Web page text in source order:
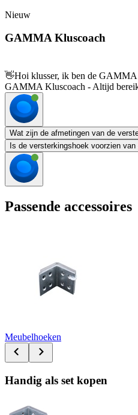
Nieuw
GAMMA Kluscoach
👋Hoi klusser, ik ben de GAMMA
GAMMA Kluscoach - Altijd
Wat zijn de afmetingen van de
Is de versterkingshoek voorzien
Passende accessoires
Meubelhoeken
Handig als set kopen